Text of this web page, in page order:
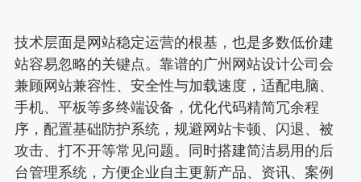
技术层面是网站稳定运营的根基，也是多数低价建
站容易忽略的关键点。靠谱的广州网站设计公司会
兼顾网站兼容性、安全性与加载速度，适配电脑、
手机、平板等多终端设备，优化代码精简冗余程
序，配置基础防护系统，规避网站卡顿、闪退、被
攻击、打不开等常见问题。同时搭建简洁易用的后
台管理系统，方便企业自主更新产品、资讯、案例